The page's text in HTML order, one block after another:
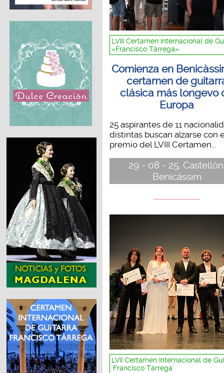
LVIII Certamen Internacional de
«Francisco Tárrega»
Comienza en
certamen de
clásica más longevo
Europa
25 aspirantes de 11
distintas buscan alzarse con
premio del LVIII Certamen...
29 - 08 - 25,
Benicàssim
LVII Certamen Internacional de
´Francisco Tárrega´